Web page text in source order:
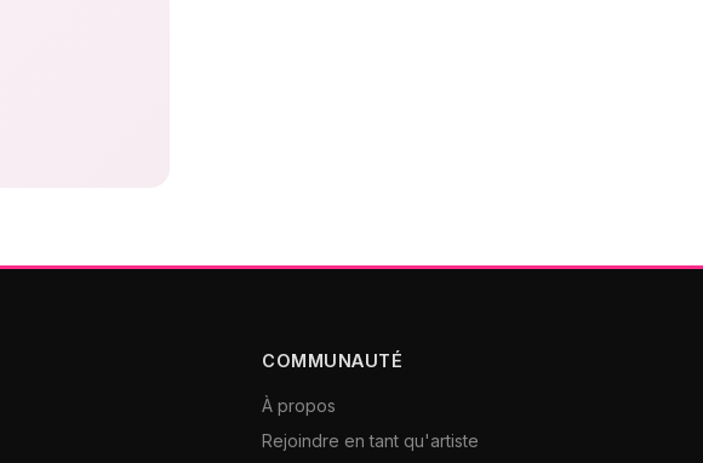
COMMUNAUTÉ
À propos
Rejoindre en tant qu'artiste